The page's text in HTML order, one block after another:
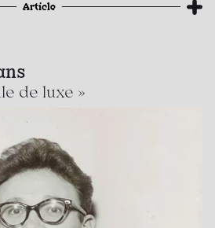
Article
de luxe »